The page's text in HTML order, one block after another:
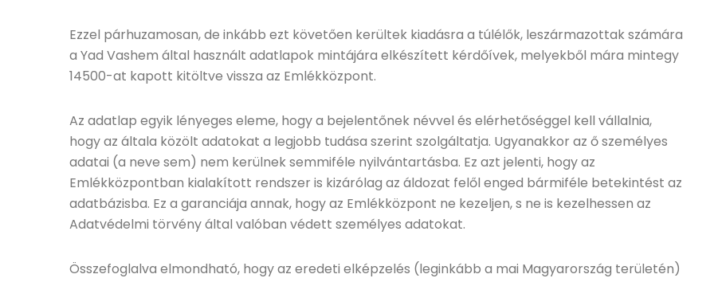
Ezzel párhuzamosan, de inkább ezt követően kerültek kiadásra a túlélők, leszármazottak számára
a Yad Vashem által használt adatlapok mintájára elkészített kérdőívek, melyekből mára mintegy
14500-at kapott kitöltve vissza az Emlékközpont.
Az adatlap egyik lényeges eleme, hogy a bejelentőnek névvel és elérhetőséggel kell vállalnia,
hogy az általa közölt adatokat a legjobb tudása szerint szolgáltatja. Ugyanakkor az ő személyes
adatai (a neve sem) nem kerülnek semmiféle nyilvántartásba. Ez azt jelenti, hogy az
Emlékközpontban kialakított rendszer is kizárólag az áldozat felől enged bármiféle betekintést az
adatbázisba. Ez a garanciája annak, hogy az Emlékközpont ne kezeljen, s ne is kezelhessen az
Adatvédelmi törvény által valóban védett személyes adatokat.
Összefoglalva elmondható, hogy az eredeti elképzelés (leginkább a mai Magyarország területén)